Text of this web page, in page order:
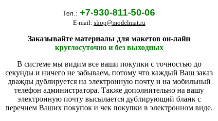
Тел.: +7-930-811-50-06
E-mail: shop@modelmat.ru
Заказывайте материалы для макетов он-лайн
круглосуточно и без выходных
В системе мы видим все ваши покупки с точностью до
секунды и ничего не забываем, потому что каждый Ваш заказ
дважды дублируется на электронную почту и на мобильный
телефон администратора. Также дополнительно на вашу
электронную почту высылается дублирующий бланк с
перечнем Ваших покупок и чек покупки в электронном виде.